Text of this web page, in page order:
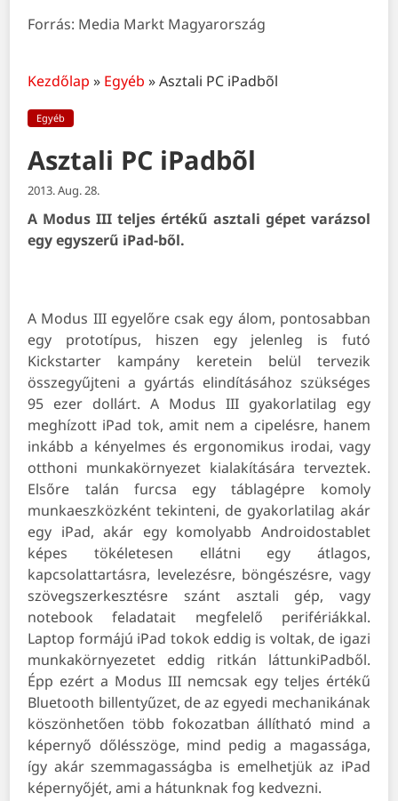
Forrás: Media Markt Magyarország
Kezdőlap » Egyéb »Asztali PC iPadbõl
Egyéb
Asztali PC iPadbõl
2013. Aug. 28.
A Modus III teljes értékű asztali gépet varázsol
egy egyszerű iPad-ből.
A Modus III egyelőre csak egy álom, pontosabban
egy prototípus, hiszen egy jelenleg is futó
Kickstarter kampány keretein belül tervezik
összegyűjteni a gyártás elindításához szükséges
95 ezer dollárt. A Modus III gyakorlatilag egy
meghízott iPad tok, amit nem a cipelésre, hanem
inkább a kényelmes és ergonomikus irodai, vagy
otthoni munkakörnyezet kialakítására terveztek.
Elsőre talán furcsa egy táblagépre komoly
munkaeszközként tekinteni, de gyakorlatilag akár
egy iPad, akár egy komolyabb Androidostablet
képes tökéletesen ellátni egy átlagos,
kapcsolattartásra, levelezésre, böngészésre, vagy
szövegszerkesztésre szánt asztali gép, vagy
notebook feladatait megfelelő perifériákkal.
Laptop formájú iPad tokok eddig is voltak, de igazi
munkakörnyezetet eddig ritkán láttunkiPadből.
Épp ezért a Modus III nemcsak egy teljes értékű
Bluetooth billentyűzet, de az egyedi mechanikának
köszönhetően több fokozatban állítható mind a
képernyő dőlésszöge, mind pedig a magassága,
így akár szemmagasságba is emelhetjük az iPad
képernyőjét, ami a hátunknak fog kedvezni.